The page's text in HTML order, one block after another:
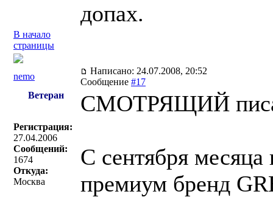
допах.
В начало
страницы
nemo
Написано: 24.07.2008, 20:52
Сообщение #17
Ветеран
Регистрация:
27.04.2006
Сообщений:
1674
Откуда:
Москва
СМОТРЯЩИЙ
С сентября
премиум бренд